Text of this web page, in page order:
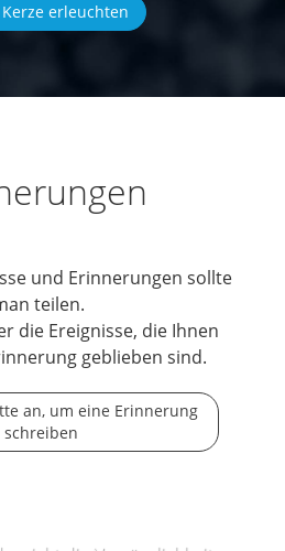
erleuchten
und Erinnerungen sollte
teilen.
die Ereignisse, die Ihnen
geblieben sind.
an, um eine Erinnerung
schreiben